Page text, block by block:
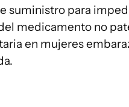
suministro para
medicamento no
en mujeres